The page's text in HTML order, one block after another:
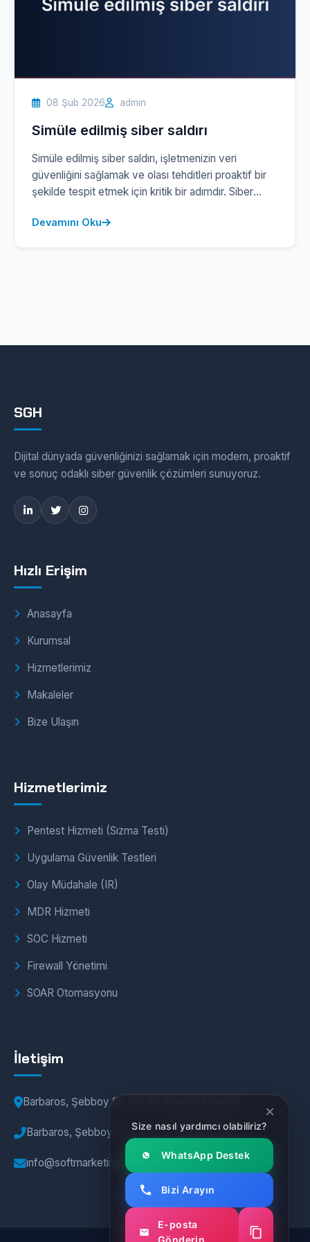
08 Şub 2026 admin
Simüle edilmiş siber saldırı
Simüle edilmiş siber saldırı, işletmenizin veri
güvenliğini sağlamak ve olası tehditleri proaktif bir
şekilde tespit etmek için kritik bir adımdır. Siber
sistemlerinizi gerçek bir saldırı senaryosu altında
Devamını Oku
SGH
Dijital dünyada güvenliğinizi sağlamak için modern, proaktif
ve sonuç odaklı siber güvenlik çözümleri sunuyoruz.
Hızlı Erişim
Anasayfa
Kurumsal
Hizmetlerimiz
Makaleler
Bize Ulaşın
Hizmetlerimiz
Pentest Hizmeti (Sızma Testi)
Uygulama Güvenlik Testleri
Olay Müdahale (IR)
MDR Hizmeti
SOC Hizmeti
Firewall Yönetimi
SOAR Otomasyonu
İletişim
Barbaros, Şebboy Sk. No:4/1 Ataşehir/İstanbul
Barbaros, Şebboy Sk. No:4/1 Ataşehir/İstanbul
info@softmarketing.net
Size nasıl yardımcı olabiliriz?
WhatsApp Destek
Bizi Arayın
E-posta
Gönderin